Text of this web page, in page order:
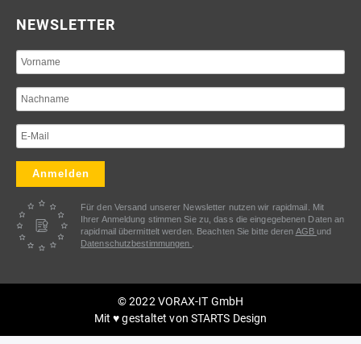
NEWSLETTER
Anmelden
Für den Versand unserer Newsletter nutzen wir rapidmail. Mit
Ihrer Anmeldung stimmen Sie zu, dass die eingegebenen Daten an
rapidmail übermittelt werden. Beachten Sie bitte deren AGB und
Datenschutzbestimmungen
© 2022 VORAX-IT GmbH
Mit ♥ gestaltet von STARTS Design